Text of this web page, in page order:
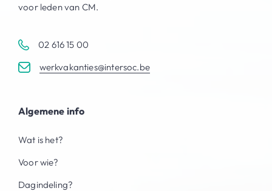
voor leden van CM.
02 616 15 00
werkvakanties@intersoc.be
Algemene info
Wat is het?
Voor wie?
Dagindeling?